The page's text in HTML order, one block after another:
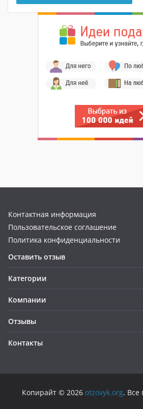
Контактная информация
Пользовательское соглашение
Политика конфиденциальности
Оставить отзыв
Категории
Компании
Отзывы
Контакты
Копирайт © 2026 otzovyk.org. Все